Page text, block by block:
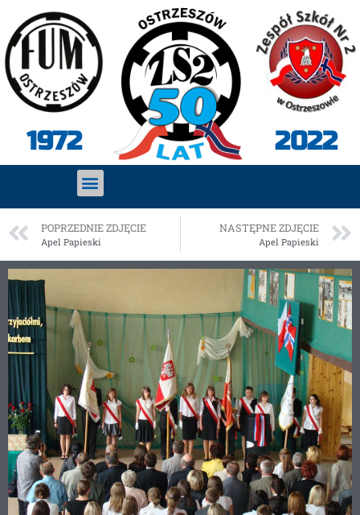
1972 2022
POPRZEDNIE ZDJĘCIE
Apel Papieski
NASTĘPNE ZDJĘCIE
Apel Papieski